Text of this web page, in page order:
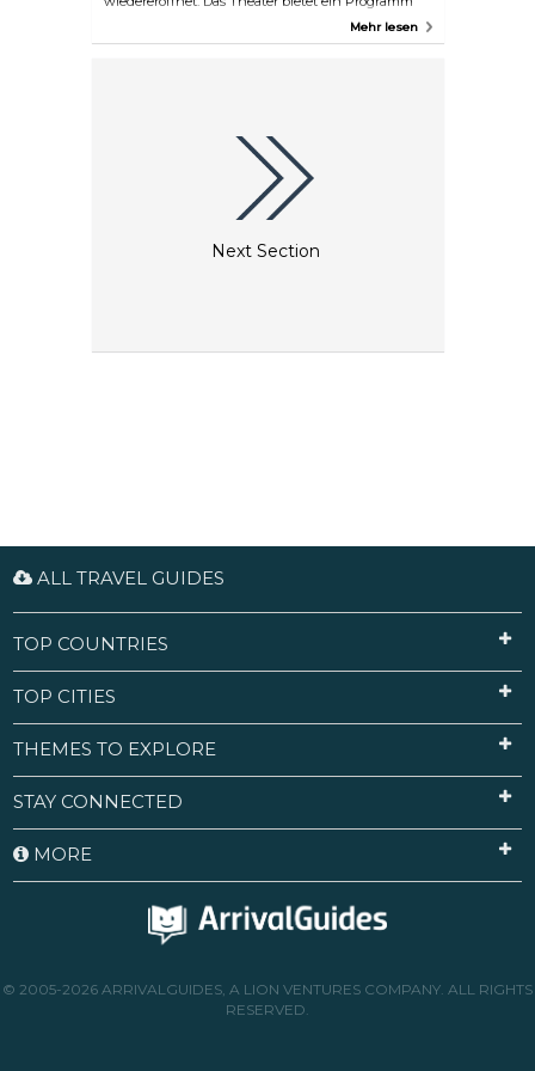
mit gefeierten Darstellern und Show-Autoren sowie
Mehr lesen
Next Section
ALL TRAVEL GUIDES
TOP COUNTRIES
TOP CITIES
THEMES TO EXPLORE
STAY CONNECTED
MORE
© 2005-2026 ARRIVALGUIDES, A LION VENTURES COMPANY. ALL RIGHTS
RESERVED.